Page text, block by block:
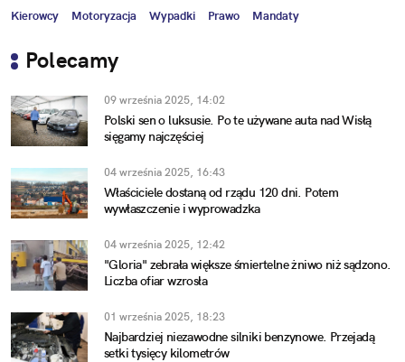
Kierowcy Motoryzacja Wypadki Prawo Mandaty
Polecamy
09 września 2025, 14:02
Polski sen o luksusie. Po te używane auta nad Wisłą
sięgamy najczęściej
04 września 2025, 16:43
Właściciele dostaną od rządu 120 dni. Potem
wywłaszczenie i wyprowadzka
04 września 2025, 12:42
"Gloria" zebrała większe śmiertelne żniwo niż sądzono.
Liczba ofiar wzrosła
01 września 2025, 18:23
Najbardziej niezawodne silniki benzynowe. Przejadą
setki tysięcy kilometrów